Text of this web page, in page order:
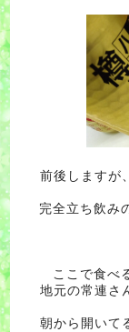
前後しますが
完全立ち飲み
ここで食べ
地元の常連さ
朝から開いて